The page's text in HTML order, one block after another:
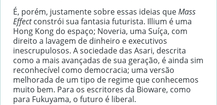
É, porém, justamente sobre essas ideias queMass
Effectconstrói sua fantasia futurista. Illium é uma
Hong Kong do espaço; Noveria, uma Suíça, com
direito a lavagem de dinheiro e executivos
inescrupulosos. A sociedade das Asari, descrita
como a mais avançadas de sua geração, é ainda sim
reconhecível como democracia; uma versão
melhorada de um tipo de regime que conhecemos
muito bem. Para os escritores da Bioware, como
para Fukuyama, o futuro é liberal.